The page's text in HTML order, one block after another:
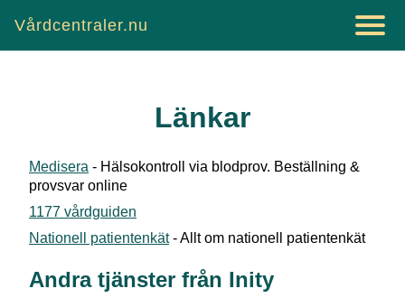
Vårdcentraler.nu
Länkar
Medisera - Hälsokontroll via blodprov. Beställning &
provsvar online
1177 vårdguiden
Nationell patientenkät- Allt om nationell patientenkät
Andra tjänster från Inity